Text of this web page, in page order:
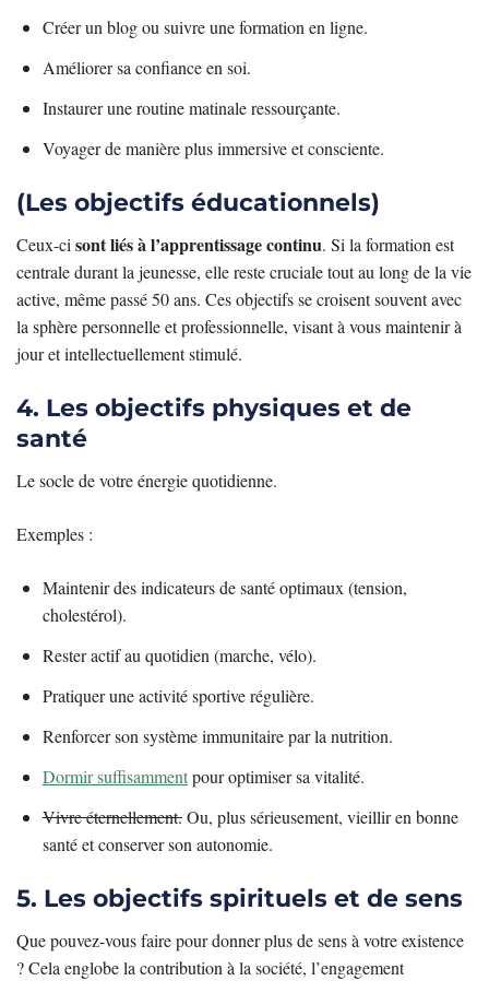
Créer un blog ou suivre une formation en ligne.
Améliorer sa confiance en soi.
Instaurer une routine matinale ressourçante.
Voyager de manière plus immersive et consciente.
(Les objectifs éducationnels)
Ceux-cisont liés à l’apprentissage continu. Si la formation est
centrale durant la jeunesse, elle reste cruciale tout au long de la vie
active, même passé 50 ans. Ces objectifs se croisent souvent avec
la sphère personnelle et professionnelle, visant à vous maintenir à
jour et intellectuellement stimulé.
4. Les objectifs physiques et de
santé
Le socle de votre énergie quotidienne.
Exemples :
Maintenir des indicateurs de santé optimaux (tension,
cholestérol).
Rester actif au quotidien (marche, vélo).
Pratiquer une activité sportive régulière.
Renforcer son système immunitaire par la nutrition.
Dormir suffisammentpour optimiser sa vitalité.
Vivre éternellement.Ou, plus sérieusement, vieillir en bonne
santé et conserver son autonomie.
5. Les objectifs spirituels et de sens
Que pouvez-vous faire pour donner plus de sens à votre existence
? Cela englobe la contribution à la société, l’engagement